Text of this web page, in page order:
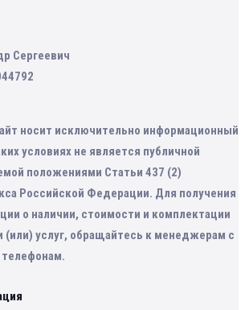
Сергеевич
носит исключительно информационный
условиях не является публичной
положениями Статьи 437 (2)
Российской Федерации. Для получения
о наличии, стоимости и комплектации
(или) услуг, обращайтесь к менеджерам с